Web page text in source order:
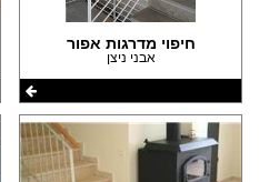
(8)
(4)
חיפוי מדרגות אפור
אבני ניצן